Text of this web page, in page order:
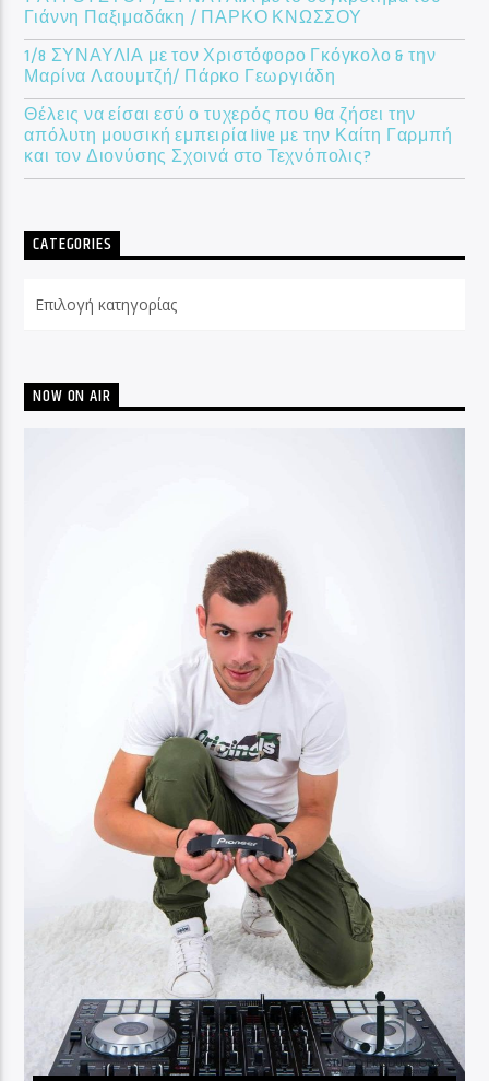
Γιάννη Παξιμαδάκη / ΠΑΡΚΟ ΚΝΩΣΣΟΥ
1/8 ΣΥΝΑΥΛΙΑ με τον Χριστόφορο Γκόγκολο & την
Μαρίνα Λαουμτζή/ Πάρκο Γεωργιάδη
Θέλεις να είσαι εσύ ο τυχερός που θα ζήσει την
απόλυτη μουσική εμπειρία live με την Καίτη Γαρμπή
και τον Διονύσης Σχοινά στο Τεχνόπολις?
CATEGORIES
NOW ON AIR